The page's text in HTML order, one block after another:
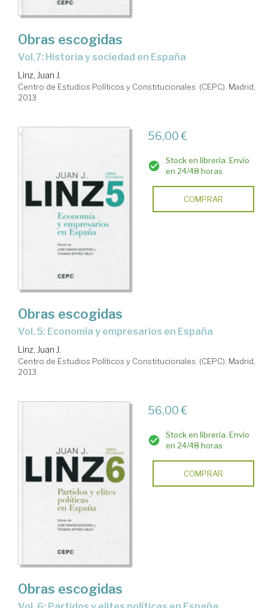
Obras escogidas
Vol.7: Historia y sociedad en España
Linz, Juan J.
Centro de Estudios Políticos y Constitucionales. (CEPC). Madrid,
2013
56,00 €
Stock en librería. Envío
en 24/48 horas
COMPRAR
Obras escogidas
Vol. 5: Economía y empresarios en España
Linz, Juan J.
Centro de Estudios Políticos y Constitucionales. (CEPC). Madrid,
2013
56,00 €
Stock en librería. Envío
en 24/48 horas
COMPRAR
Obras escogidas